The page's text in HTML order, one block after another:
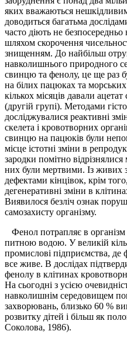
яких вважаються
доводиться багатьма
часто діють не
шляхом скорочення
знищенням. До найбільш
навколишнього природного
свинцю та фенолу, це ще раз
на білих пацюках та
кількох місяців давали
(другій групі). Методами
досліджувалися реактивні
скелета і кровотворних
свинцю на пацюків були
місце істотні зміни в
зародки помітно
них були мертвими. Із живих
дефектами кінцівок, крім
дегенеративні зміни в
Виявилося безліч ознак
самозахисту організму.
Фенол потрапляє в
питною водою. У великій
промислові підприємства,
все живе. В дослідах
фенолу в клітинах
На сьогодні з усією
навколишнім середовищем
захворювань, близько 60 %
розвитку дітей і більш як
Соколова, 1986).